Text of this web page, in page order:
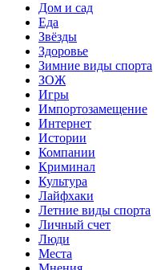
Дом и сад
Еда
Звёзды
Здоровье
Зимние виды спорта
ЗОЖ
Игры
Импортозамещение
Интернет
Истории
Компании
Криминал
Культура
Лайфхаки
Летние виды спорта
Личный счет
Люди
Места